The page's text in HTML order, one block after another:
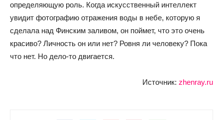
определяющую роль. Когда искусственный интеллект
увидит фотографию отражения воды в небе, которую я
сделала над Финским заливом, он поймет, что это очень
красиво? Личность он или нет? Ровня ли человеку? Пока
что нет. Но дело-то двигается.
Источник: zhenray.ru